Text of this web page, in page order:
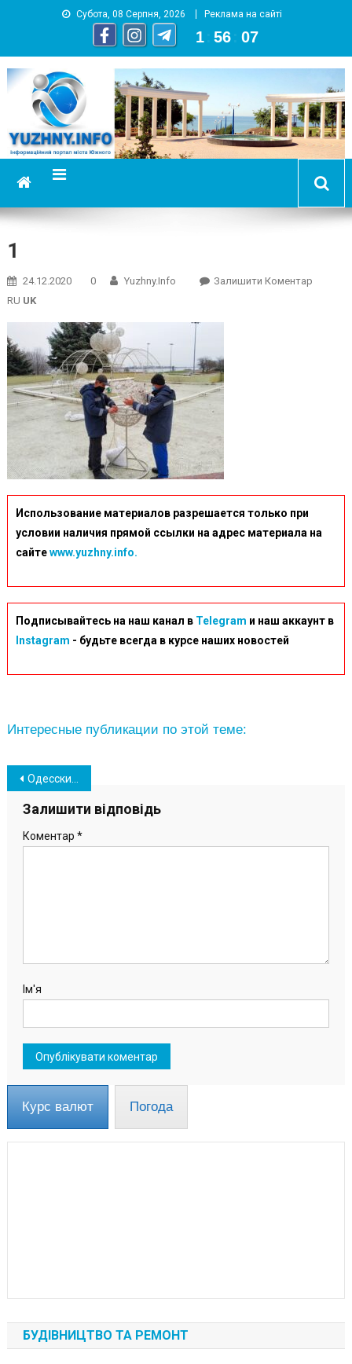
Субота, 08 Серпня, 2026 Реклама на сайті
1 56 08
YUZHNY.INFO
информационный портал города Южный
1
24.12.2020 0 Yuzhny.info Залишити КоментарOn
RU UK
Использование материалов разрешается только при
условии наличия прямой ссылки на адрес материала на
сайтеwww.yuzhny.info.
Подписывайтесь на наш канал в Telegram и наш аккаунт в
Instagram - будьте всегда в курсе наших новостей
Интересные публикации по этой теме:
Навігація
записів
Одесский припортовый завод окутала новогодняя атмосфера (фото)
Залишити відповідь
Коментар *
Ім'я
Курс валют Погода
БУДІВНИЦТВО ТА РЕМОНТ